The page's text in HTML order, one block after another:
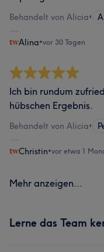
Behandelt von Alicia•
Alina•vor 30 Tagen
Ich bin rundum
hübschen Ergebnis.
Behandelt von Alicia•
Christin•vor etwa 1
Mehr anzeigen...
Lerne das Team